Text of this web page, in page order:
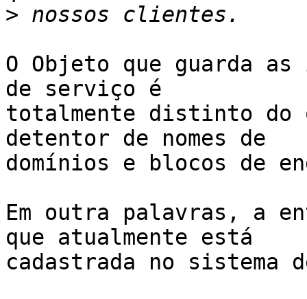
>
O Objeto que guarda
de serviço é
totalmente distinto do
detentor de nomes de
domínios e blocos de
Em outra palavras, a
que atualmente está
cadastrada no sistema